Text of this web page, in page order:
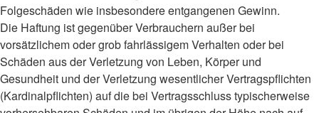
Folgeschäden wie insbesondere entgangenen Gewinn.
Die Haftung ist gegenüber Verbrauchern außer bei
vorsätzlichem oder grob fahrlässigem Verhalten oder bei
Schäden aus der Verletzung von Leben, Körper und
Gesundheit und der Verletzung wesentlicher Vertragspflichten
(Kardinalpflichten) auf die bei Vertragsschluss typischerweise